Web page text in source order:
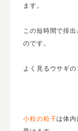
ます。
この短時間で排
のです。
よく見るウサギの
小粒の粒子は体